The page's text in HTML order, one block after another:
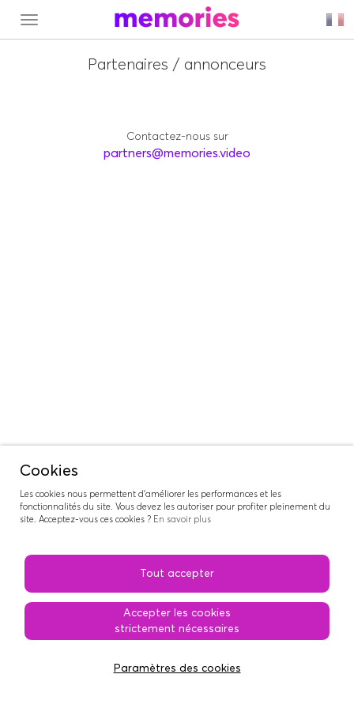
MENU
Partenaires / annonceurs
Contactez-nous sur
partners@memories.video
Conditions générales d'utilisation Nous contacter Partenaires / annonceurs
Cookies
Les cookies nous permettent d'améliorer les performances et les
fonctionnalités du site. Vous devez les autoriser pour profiter pleinement du
site. Acceptez-vous ces cookies ? En savoir plus
Tout accepter
Accepter les cookies
strictement nécessaires
Paramètres des cookies